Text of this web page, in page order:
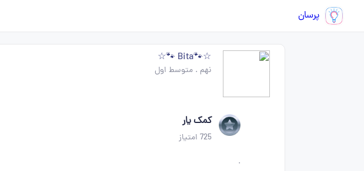
پرسان
☆🐾Bita 🐾☆
نهم .متوسط اول
کمک یار
725 امتیاز
.